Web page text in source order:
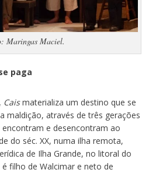
Maringas Maciel.
paga
Caismaterializa um destino que se
maldição, através de três gerações
e desencontram ao
do séc. XX, numa ilha remota,
de Ilha Grande, no litoral do
é filho de Walcimar e neto de